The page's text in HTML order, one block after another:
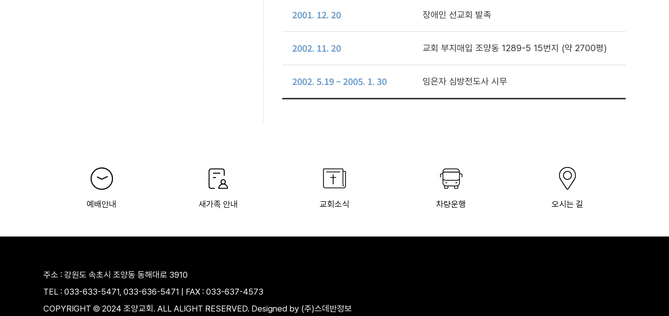
2001. 12. 20 장애인 선교회 발족
2002. 11. 20 교회 부지매입 조양동 1289-5 15번지 (약 2700평)
2002. 5.19 ~ 2005. 1. 30 임은자 심방전도사 시무
예배안내 새가족 안내 교회소식 차량운행 오시는 길
주소 : 강원도 속초시 조양동 동해대로 3910
TEL : 033-633-5471, 033-636-5471 | FAX : 033-637-4573
COPYRIGHT © 2024 조양교회. ALL ALIGHT RESERVED. Designed by (주)스데반정보